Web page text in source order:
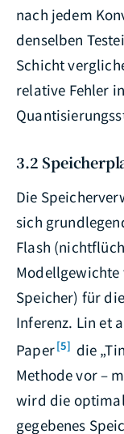
nach jedem
denselben
Schicht
relative Fehler
3.2
Die
sich
Flash
Modellgewichte
Speicher) für
Inferenz. Lin et
Paper[5] die
Methode vor –
wird die
gegebenes